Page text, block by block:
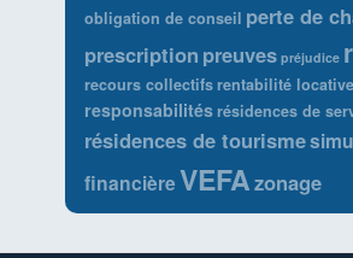
obligation de conseil perte de
prescription preuves préjudice
recours collectifsrentabilité locative
responsabilitésrésidences de
résidences de tourisme
financièreVEFAzonage